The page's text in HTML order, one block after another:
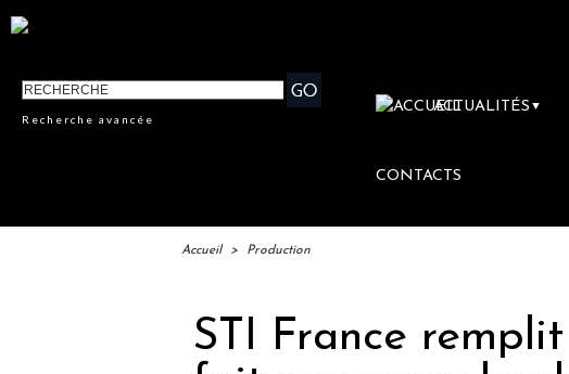
Recherche avancée
ACTUALITÉS ▼
CONTACTS
Accueil > Production
STI France